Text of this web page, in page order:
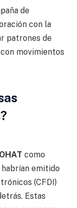
de
con la
patrones de
movimientos
OHAT como
emitido
(CFDI)
Estas